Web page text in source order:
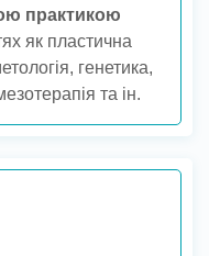
практикою
як пластична
генетика,
та ін.